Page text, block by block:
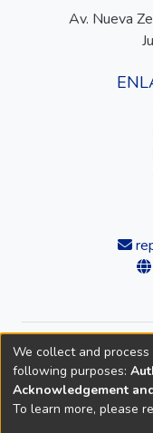
Av. Nueva
© 2026
DSpace software
We collect and
following purposes:
Acknowledgement
To learn more, please